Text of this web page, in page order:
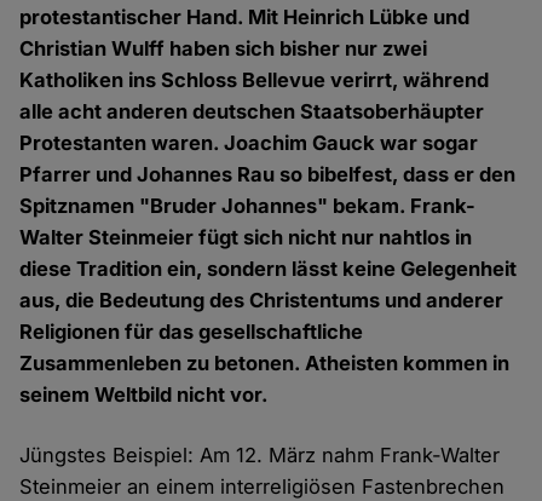
protestantischer Hand. Mit Heinrich Lübke und
Christian Wulff haben sich bisher nur zwei
Katholiken ins Schloss Bellevue verirrt, während
alle acht anderen deutschen Staatsoberhäupter
Protestanten waren. Joachim Gauck war sogar
Pfarrer und Johannes Rau so bibelfest, dass er den
Spitznamen "Bruder Johannes" bekam. Frank-
Walter Steinmeier fügt sich nicht nur nahtlos in
diese Tradition ein, sondern lässt keine Gelegenheit
aus, die Bedeutung des Christentums und anderer
Religionen für das gesellschaftliche
Zusammenleben zu betonen. Atheisten kommen in
seinem Weltbild nicht vor.
Jüngstes Beispiel: Am 12. März nahm Frank-Walter
Steinmeier an einem interreligiösen Fastenbrechen